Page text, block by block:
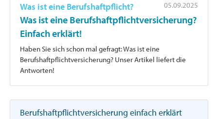
05.09.2025
Was ist eine Berufshaftpflicht?
Was ist eine Berufshaftpflichtversicherung?
Einfach erklärt!
Haben Sie sich schon mal gefragt: Was ist eine
Berufshaftpflichtversicherung? Unser Artikel liefert die
Antworten!
Berufshaftpflichtversicherung einfach erklärt